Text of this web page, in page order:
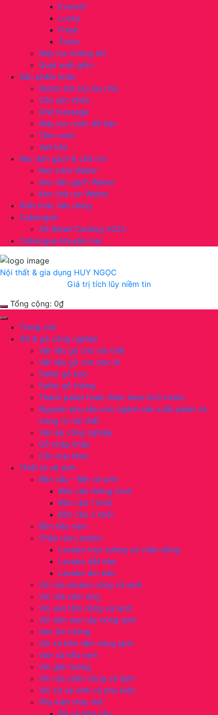
Everest
Lucky
Fresh
Turbo
Máy lọc không khí
Quạt sưởi gốm
Sản phẩm khác
Robot hút bụi lau nhà
Cân sức khỏe
Ghế massage
Máy lọc nước để bàn
Tăm nước
Vali kéo
Keo dán gạch & chà ron
Keo trám Weber
Keo dán gạch Weber
Keo chà ron Weber
Kiến thức tiêu dùng
Catalogue
AS Retail Catalog 2024
Catalogue khuyến mại
Nội thất & gia dụng HUY NGỌC
Giá trị tích lũy niềm tin
Tổng cộng: 0₫
Trang chủ
Gỗ & gỗ công nghiệp
Vật liệu gỗ cho nội thất
Vật liệu gỗ cho bao bì
Pallet gỗ keo
Pallet gỗ thông
Thanh pallet hoàn thiện theo kích thước
Nguyên phụ liệu cho ngành sản xuất pallet và
trang trí nội thất
Ván ép công nghiệp
Gỗ nhập khẩu
Các loại khác
Thiết bị vệ sinh
Bồn cầu – Bệt vệ sinh
Bồn cầu thông minh
Bồn cầu 1 khối
Bồn cầu 2 khối
Bồn tiểu nam
Chậu rửa Lavabo
Lavabo treo tường và chân đứng
Lavabo đặt bàn
Lavabo âm bàn
Vòi rửa lavabo nóng và lạnh
Vòi rửa cảm ứng
Vòi sen tắm nóng và lạnh
Vòi tắm sen cây nóng lạnh
Sen âm tường
Vòi xả bồn tắm nóng lạnh
Van xả tiểu nam
Vòi gắn tường
Vòi rửa chén nóng và lạnh
Vòi xịt vệ sinh và phụ kiện
Phụ kiện thay thế